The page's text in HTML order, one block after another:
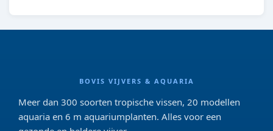
BOVIS VIJVERS & AQUARIA
Meer dan 300 soorten tropische vissen, 20 modellen
aquaria en 6 m aquariumplanten. Alles voor een